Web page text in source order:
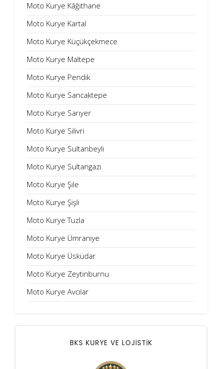
Moto Kurye Kâğıthane
Moto Kurye Kartal
Moto Kurye Küçükçekmece
Moto Kurye Maltepe
Moto Kurye Pendik
Moto Kurye Sancaktepe
Moto Kurye Sarıyer
Moto Kurye Silivri
Moto Kurye Sultanbeyli
Moto Kurye Sultangazi
Moto Kurye Şile
Moto Kurye Şişli
Moto Kurye Tuzla
Moto Kurye Ümraniye
Moto Kurye Üsküdar
Moto Kurye Zeytinburnu
Moto Kurye Avcılar
BKS KURYE VE LOJİSTİK